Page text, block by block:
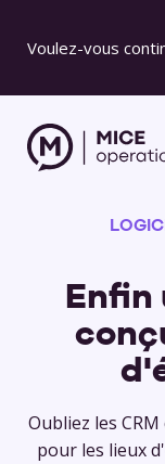
Voulez-vous
Enfin
Oubliez les
pour les lieux